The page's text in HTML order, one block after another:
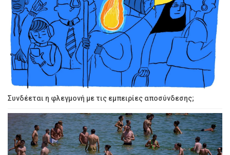
Συνδέεται η φλεγμονή με τις εμπειρίες αποσύνδεσης;